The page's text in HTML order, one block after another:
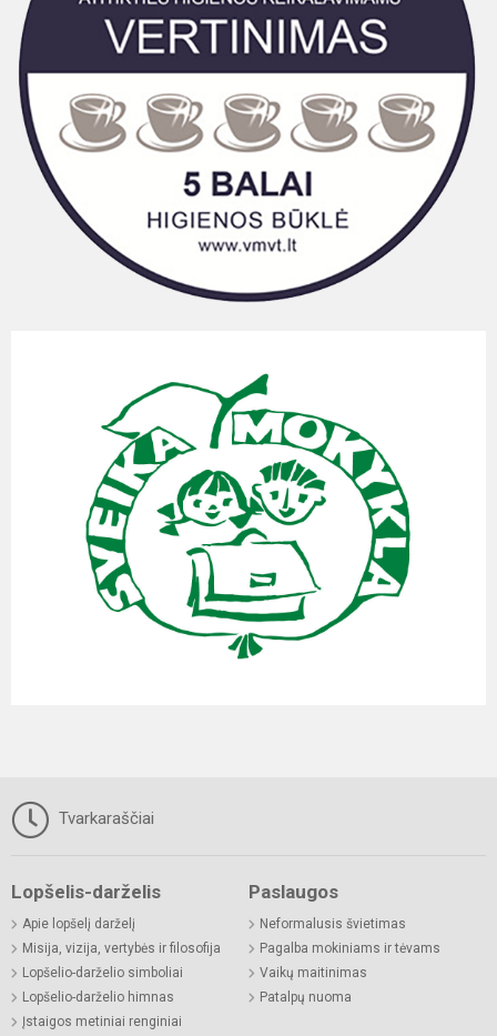
Tvarkaraščiai
Lopšelis-darželis
Apie lopšelį darželį
Misija, vizija, vertybės ir filosofija
Lopšelio-darželio simboliai
Lopšelio-darželio himnas
Įstaigos metiniai renginiai
Paslaugos
Neformalusis švietimas
Pagalba mokiniams ir tėvams
Vaikų maitinimas
Patalpų nuoma